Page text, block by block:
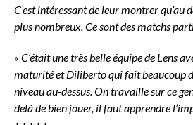
C’est intéressant de leur montrer qu’au
plus nombreux. Ce sont des matchs
« C’était une très belle équipe de Lens
maturité et Diliberto qui fait beaucoup
niveau au-dessus. On travaille sur ce
delà de bien jouer, il faut apprendre